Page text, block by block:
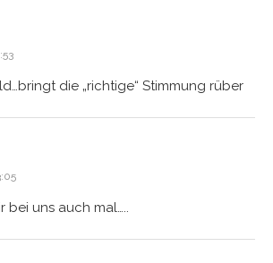
die „richtige“ Stimmung rüber
bei uns auch mal…..